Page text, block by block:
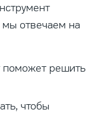
отвечаем на
поможет решить
чтобы